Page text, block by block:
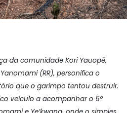
da comunidade Kori Yauopë,
(RR), personifica o
que o garimpo tentou destruir.
veículo a acompanhar o 6º